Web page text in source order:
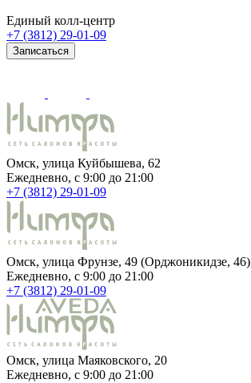
Единый колл-центр
+7 (3812) 29-01-09
Записаться
Омск, улица Куйбышева, 62
Ежедневно, c 9:00 до 21:00
+7 (3812) 29-01-09
Омск, улица Фрунзе, 49 (Орджоникидзе, 46)
Ежедневно, c 9:00 до 21:00
+7 (3812) 29-01-09
Омск, улица Маяковского, 20
Ежедневно, c 9:00 до 21:00